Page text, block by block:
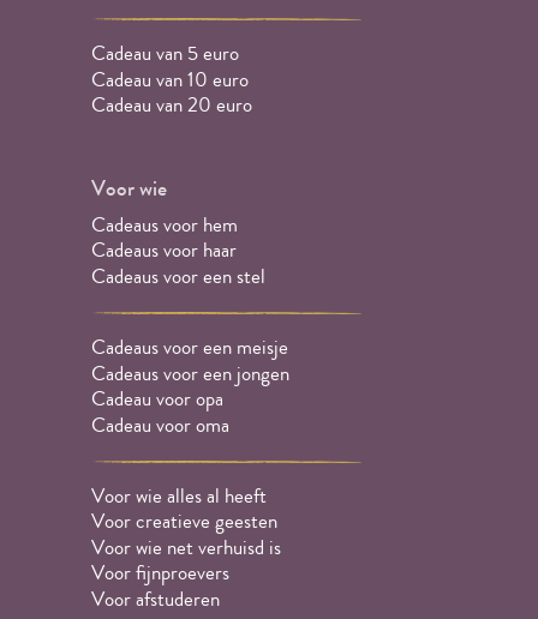
Cadeau van 5 euro
Cadeau van 10 euro
Cadeau van 20 euro
Voor wie
Cadeaus voor hem
Cadeaus voor haar
Cadeaus voor een stel
Cadeaus voor een meisje
Cadeaus voor een jongen
Cadeau voor opa
Cadeau voor oma
Voor wie alles al heeft
Voor creatieve geesten
Voor wie net verhuisd is
Voor fijnproevers
Voor afstuderen